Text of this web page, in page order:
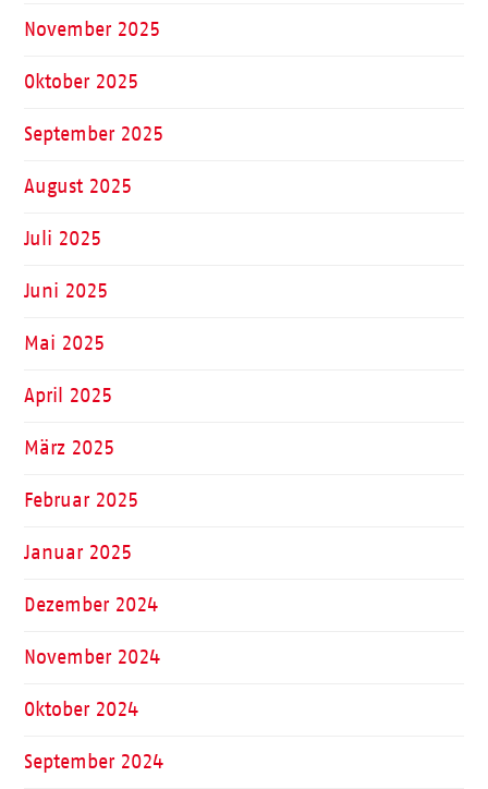
November 2025
Oktober 2025
September 2025
August 2025
Juli 2025
Juni 2025
Mai 2025
April 2025
März 2025
Februar 2025
Januar 2025
Dezember 2024
November 2024
Oktober 2024
September 2024